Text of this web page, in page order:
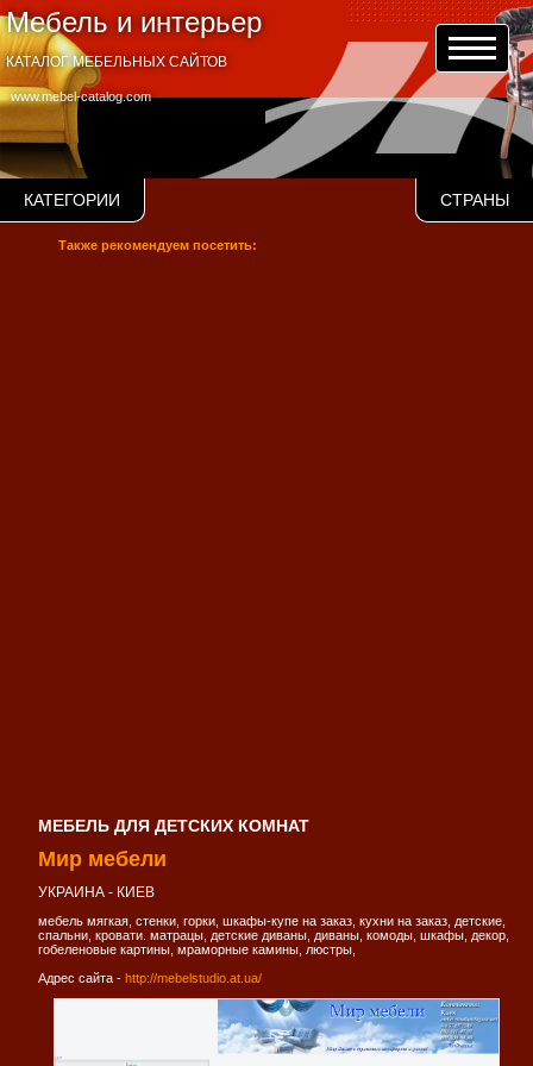
Мебель и интерьер
www.mebel-catalog.com
КАТАЛОГ МЕБЕЛЬНЫХ САЙТОВ
КАТЕГОРИИ СТРАНЫ
Также рекомендуем посетить:
МЕБЕЛЬ ДЛЯ ДЕТСКИХ КОМНАТ
Мир мебели
УКРАИНА - КИЕВ
мебель мягкая, стенки, горки, шкафы-купе на заказ, кухни на заказ, детские,
спальни, кровати. матрацы, детские диваны, диваны, комоды, шкафы, декор,
гобеленовые картины, мраморные камины, люстры,
Адрес сайта - http://mebelstudio.at.ua/